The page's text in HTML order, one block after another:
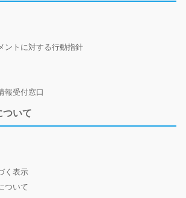
ントに対する行動指針
報受付窓口
ついて
く表示
ついて